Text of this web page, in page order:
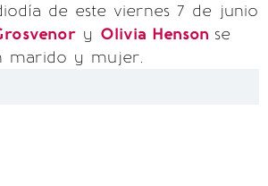
de este viernes 7 de junio
y Olivia Henson se
marido y mujer.